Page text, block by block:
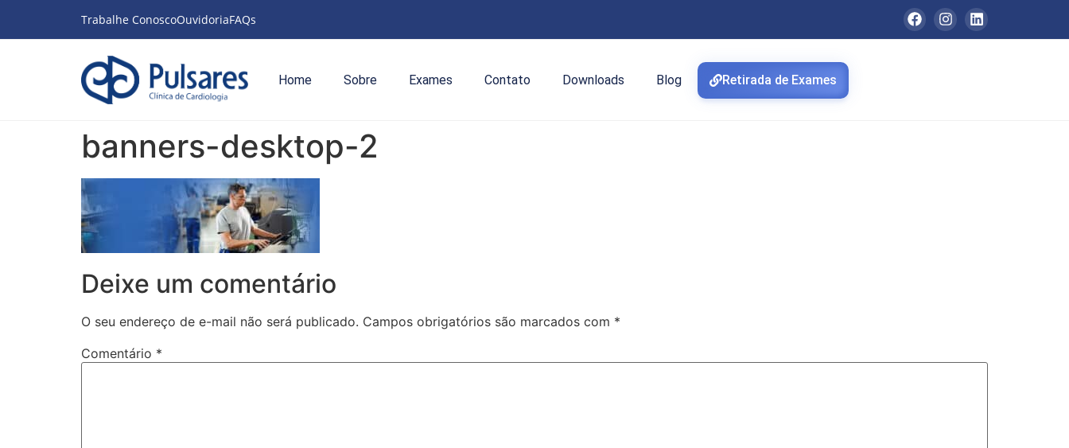
Trabalhe ConoscoOuvidoriaFAQs
Home Sobre Exames Contato Downloads Blog Retirada de Exames
banners-desktop-2
Deixe um comentário
O seu endereço de e-mail não será publicado. Campos obrigatórios são marcados com *
Comentário *